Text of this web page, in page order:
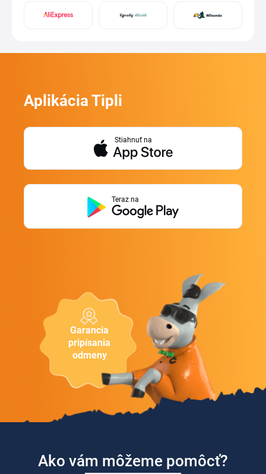
Garancia
pripísania
odmeny
Aplikácia Tipli
Stiahnuť na
Teraz na
Ako vám môžeme pomôcť?